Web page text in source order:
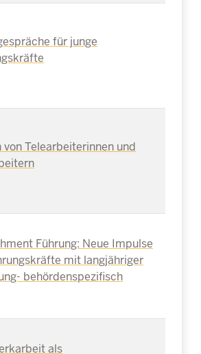
für junge
von Telearbeiterinnen und
Führung: Neue Impulse
mit langjähriger
behördenspezifisch
als